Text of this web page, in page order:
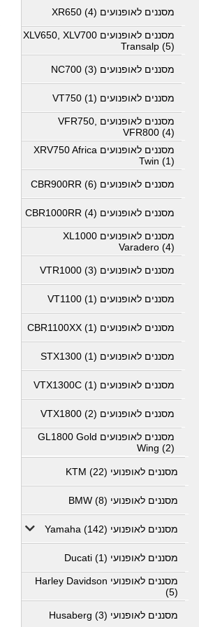
מסננים לאופנועים XR650 (4)
מסננים לאופנועים XLV650, XLV700
Transalp (5)
מסננים לאופנועים NC700 (3)
מסננים לאופנועים VT750 (1)
מסננים לאופנועים VFR750,
VFR800 (4)
מסננים לאופנועים XRV750 Africa
Twin (1)
מסננים לאופנועים CBR900RR (6)
מסננים לאופנועים CBR1000RR (4)
מסננים לאופנועים XL1000
Varadero (4)
מסננים לאופנועים VTR1000 (3)
מסננים לאופנועים VT1100 (1)
מסננים לאופנועים CBR1100XX (1)
מסננים לאופנועים STX1300 (1)
מסננים לאופנועים VTX1300C (1)
מסננים לאופנועים VTX1800 (2)
מסננים לאופנועים GL1800 Gold
Wing (2)
מסננים לאופנועי KTM (22)
מסננים לאופנועי BMW (8)
מסננים לאופנועי Yamaha (142)
מסננים לאופנועי Ducati (1)
מסננים לאופנועי Harley Davidson
(5)
מסננים לאופנועי Husaberg (3)